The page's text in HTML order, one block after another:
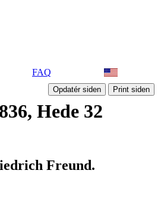
FAQ
Hede 32
Freund.